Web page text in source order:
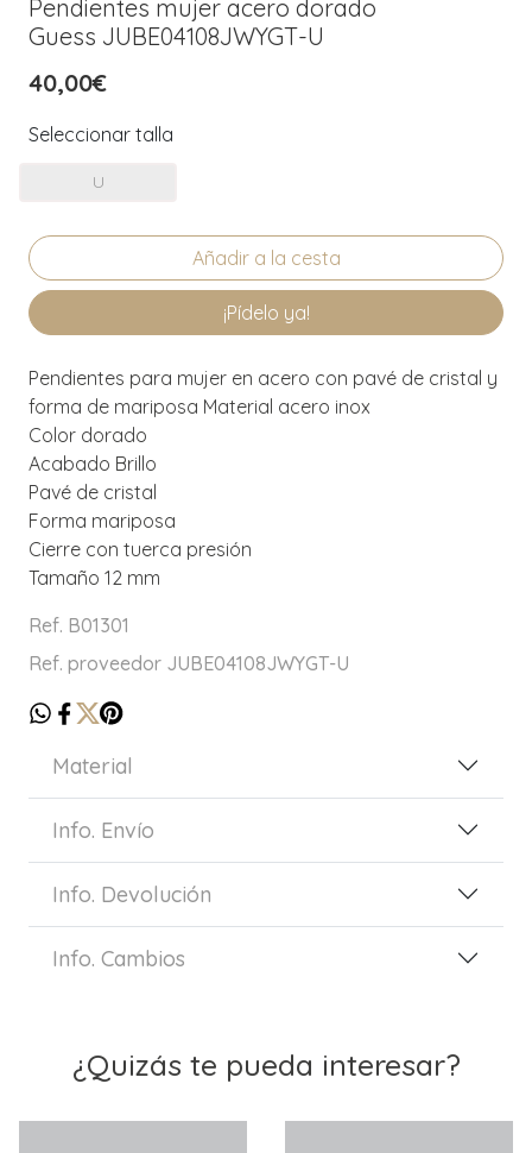
Pendientes mujer acero dorado
Guess JUBE04108JWYGT-U
40,00€
Seleccionar talla
U
¡Pídelo ya!
Pendientes para mujer en acero con pavé de cristal y
forma de mariposa Material acero inox
Color dorado
Acabado Brillo
Pavé de cristal
Forma mariposa
Cierre con tuerca presión
Tamaño 12 mm
Ref. B01301
Ref. proveedor JUBE04108JWYGT-U
Material
Info. Envío
Info. Devolución
Info. Cambios
¿Quizás te pueda interesar?